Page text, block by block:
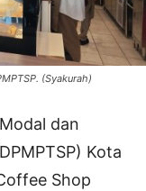
(Syakurah)
dan
Kota
Shop